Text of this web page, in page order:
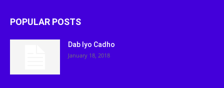
POPULAR POSTS
Dab Iyo Cadho
January 18, 2018